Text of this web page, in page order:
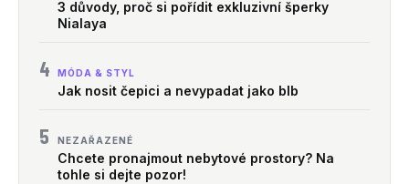
3 důvody, proč si pořídit exkluzivní šperky
Nialaya
4 MÓDA & STYL
Jak nosit čepici a nevypadat jako blb
5 NEZAŘAZENÉ
Chcete pronajmout nebytové prostory? Na
tohle si dejte pozor!